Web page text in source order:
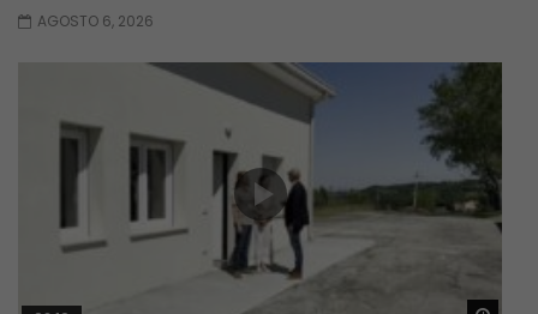
AGOSTO 6, 2026